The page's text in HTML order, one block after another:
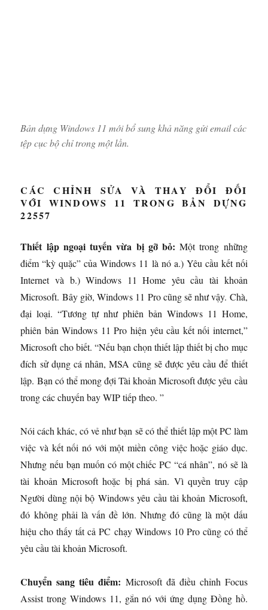
Bản dựng Windows 11 mới bổ sung khả năng gửi email các
tệp cục bộ chỉ trong một lần.
CÁC CHỈNH SỬA VÀ THAY ĐỔI ĐỐI
VỚI WINDOWS 11 TRONG BẢN DỰNG
22557
Thiết lập ngoại tuyến vừa bị gỡ bỏ: Một trong những
điểm “kỳ quặc” của Windows 11 là nó a.) Yêu cầu kết nối
Internet và b.) Windows 11 Home yêu cầu tài khoản
Microsoft. Bây giờ, Windows 11 Pro cũng sẽ như vậy. Chà,
đại loại. “Tương tự như phiên bản Windows 11 Home,
phiên bản Windows 11 Pro hiện yêu cầu kết nối internet,”
Microsoft cho biết. “Nếu bạn chọn thiết lập thiết bị cho mục
đích sử dụng cá nhân, MSA cũng sẽ được yêu cầu để thiết
lập. Bạn có thể mong đợi Tài khoản Microsoft được yêu cầu
trong các chuyến bay WIP tiếp theo. ”
Nói cách khác, có vẻ như bạn sẽ có thể thiết lập một PC làm
việc và kết nối nó với một miền công việc hoặc giáo dục.
Nhưng nếu bạn muốn có một chiếc PC “cá nhân”, nó sẽ là
tài khoản Microsoft hoặc bị phá sản. Vì quyền truy cập
Người dùng nội bộ Windows yêu cầu tài khoản Microsoft,
đó không phải là vấn đề lớn. Nhưng đó cũng là một dấu
hiệu cho thấy tất cả PC chạy Windows 10 Pro cũng có thể
yêu cầu tài khoản Microsoft.
Chuyển sang tiêu điểm: Microsoft đã điều chỉnh Focus
Assist trong Windows 11, gắn nó với ứng dụng Đồng hồ.